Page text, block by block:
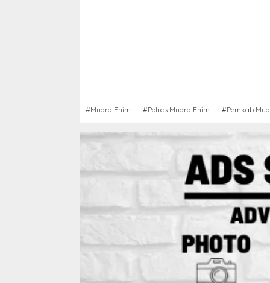
#Muara Enim #Polres Muara Enim #Pemkab